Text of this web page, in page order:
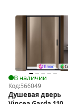
В наличии
Код:566049
Душевая дверь